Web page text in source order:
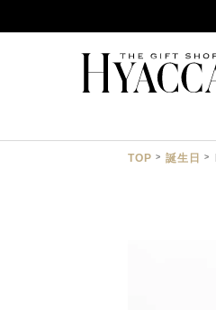
TOP 誕生日